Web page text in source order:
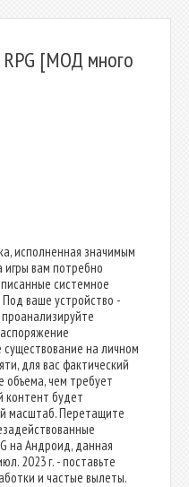
RPG [МОД много
исполненная значимым
игры вам потребно
системное
ваше устройство -
на личном
для вас фактический
объема, чем требует
контент будет
масштаб. Перетащите
на Андроид, данная
2023 г. - поставьте
и частые вылеты.